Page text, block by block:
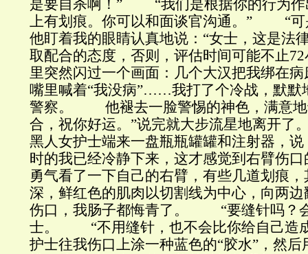
是要自杀啊！” “我们是根据你的行为作
上有划痕。你可以和面谈官沟通。”
他盯着我的眼睛认真地说：“女士，这是法
取配合的态度，否则，评估时间可能不
里突然闪过一个画面：几个大汉把我绑在
嘴里喊着“我没病”……我打了个冷战，默默
警察。 他褪去一脸警惕的神色，满意地
合，祝你好运。”说完就大步流星地离开了
黑人女护士端来一盘瓶瓶罐罐和注射器，说
时的我已经冷静下来，这才感觉到右臂伤
勇气看了一下自己的右臂，有些几道划痕
深，鲜红色的肌肉以切割线为中心，向两
伤口，我肠子都悔青了。 “要缝针吗？
士。 “不用缝针，也不会比你给自己造
护士往我伤口上涂一种蓝色的“胶水”，然